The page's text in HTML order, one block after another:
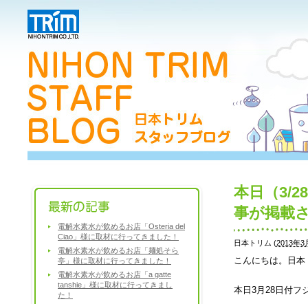
本日（3/
事が掲載
日本トリム (2013年3
こんにちは。日
本日3月28日付フ
電解水素水が飲めるお店「Osteria del
Ciao」様に取材に行ってきました！
電解水素水が飲めるお店「麺処そら
亭」様に取材に行ってきました！
電解水素水が飲めるお店「a gatte
tanshie」様に取材に行ってきまし
た！